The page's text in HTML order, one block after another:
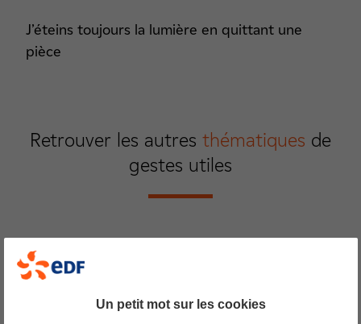
J’éteins toujours la lumière en quittant une
pièce
Retrouver les autres thématiques de
gestes utiles
Ventilation et climatisation
consommation de votre logement. Aérez, ventilez avant de
Un petit mot sur les cookies